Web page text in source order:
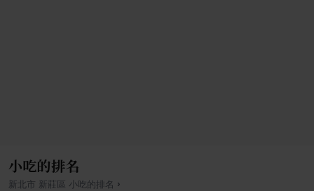
小吃的排名
新北市 新莊區 小吃 的排名 ›